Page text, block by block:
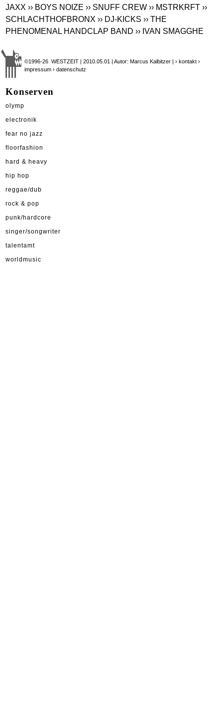
JAXX ›› BOYS NOIZE ›› SNUFF CREW ›› MSTRKRFT ››
SCHLACHTHOFBRONX ›› DJ-KICKS ›› THE
PHENOMENAL HANDCLAP BAND ›› IVAN SMAGGHE
©1996-26 WESTZEIT | 2010.05.01 | Autor: Marcus Kalbitzer |› kontakt ›
impressum › datenschutz
Konserven
olymp
electronik
fear no jazz
floorfashion
hard & heavy
hip hop
reggae/dub
rock & pop
punk/hardcore
singer/songwriter
talentamt
worldmusic